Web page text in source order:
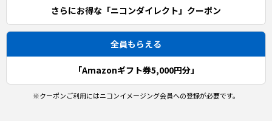
さらにお得な「ニコンダイレクト」クーポン
全員もらえる
「Amazonギフト券5,000円分」
クーポンご利用にはニコンイメージング会員への登録が必要です。